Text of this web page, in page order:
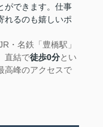
ができます。仕事
れるのも嬉しいポ
・名鉄「豊橋駅」
直結で徒歩0分とい
高峰のアクセスで